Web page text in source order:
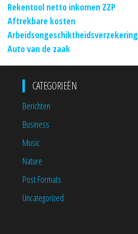
Rekentool netto inkomen ZZP
Aftrekbare kosten
Arbeidsongeschiktheidsverzekering
Auto van de zaak
CATEGORIEËN
Berichten
Business
Music
Nature
Post Formats
Uncategorized